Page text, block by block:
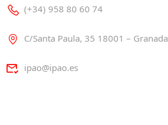
(+34) 958 80 60 74
C/Santa Paula, 35 18001 – Granada
ipao@ipao.es